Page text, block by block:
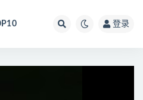
登录